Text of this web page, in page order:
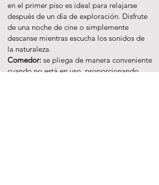
en el primer piso es ideal para relajarse
después de un día de exploración. Disfrute
de una noche de cine o simplemente
descanse mientras escucha los sonidos de
la naturaleza.
Comedor: se pliega de manera conveniente
cuando no está en uso, proporcionando